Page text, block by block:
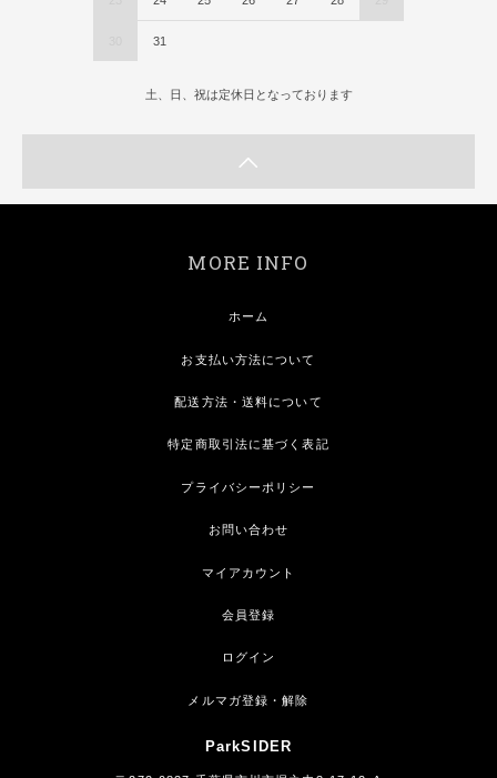
31
土、日、祝は定休日となっております
MORE INFO
ホーム
お支払い方法について
配送方法・送料について
特定商取引法に基づく表記
プライバシーポリシー
お問い合わせ
マイアカウント
会員登録
ログイン
メルマガ登録・解除
ParkSIDER